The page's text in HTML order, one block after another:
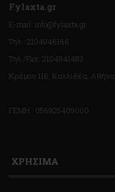
Fylaxta.gr
E-mail: info@fylaxta.gr
Τηλ.: 2104946166
Τηλ./Fax: 2104941483
Κρέμου 116, Καλλιθέα, Αθήνα
ΓΕΜΗ : 056925409000
ΧΡΗΣΙΜΑ